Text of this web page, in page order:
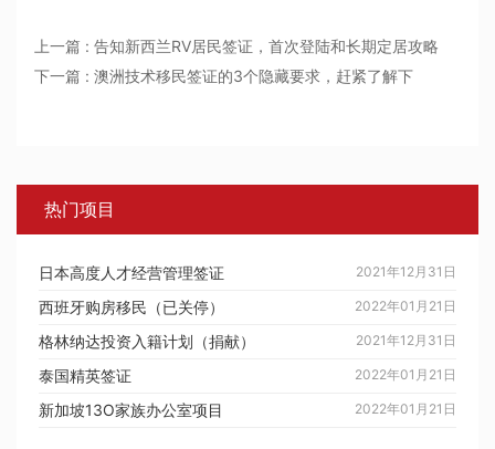
上一篇 : 告知新西兰RV居民签证，首次登陆和长期定居攻略
下一篇 : 澳洲技术移民签证的3个隐藏要求，赶紧了解下
热门项目
2021年12月31日
日本高度人才经营管理签证
2022年01月21日
西班牙购房移民（已关停）
2021年12月31日
格林纳达投资入籍计划（捐献）
2022年01月21日
泰国精英签证
2022年01月21日
新加坡13O家族办公室项目